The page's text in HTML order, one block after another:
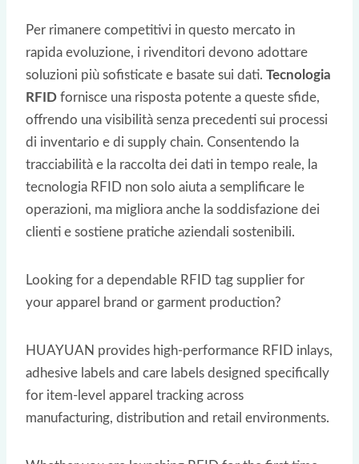
Per rimanere competitivi in questo mercato in
rapida evoluzione, i rivenditori devono adottare
soluzioni più sofisticate e basate sui dati. Tecnologia
RFID fornisce una risposta potente a queste sfide,
offrendo una visibilità senza precedenti sui processi
di inventario e di supply chain. Consentendo la
tracciabilità e la raccolta dei dati in tempo reale, la
tecnologia RFID non solo aiuta a semplificare le
operazioni, ma migliora anche la soddisfazione dei
clienti e sostiene pratiche aziendali sostenibili.
Looking for a dependable RFID tag supplier for
your apparel brand or garment production?
HUAYUAN provides high-performance RFID inlays,
adhesive labels and care labels designed specifically
for item-level apparel tracking across
manufacturing, distribution and retail environments.